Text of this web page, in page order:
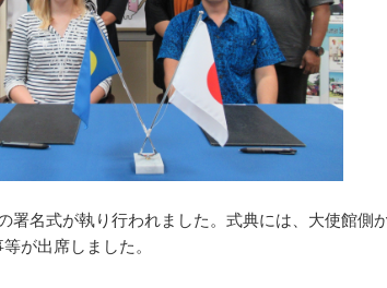
名式が執り行われました。式典には、大使館側
が出席しました。